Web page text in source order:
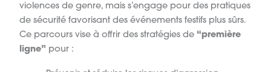
violences de genre, mais s’engage pour des pratiques
de sécurité favorisant des événements festifs plus sûrs.
Ce parcours vise à offrir des stratégies de “première
ligne” pour :